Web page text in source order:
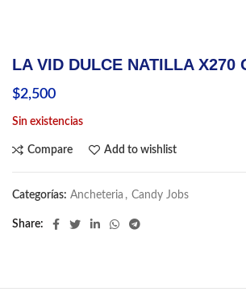
LA VID DULCE NATILLA X270
$2,500
Sin existencias
Compare Add to wishlist
Categorías: Ancheteria , Candy Jobs
Share